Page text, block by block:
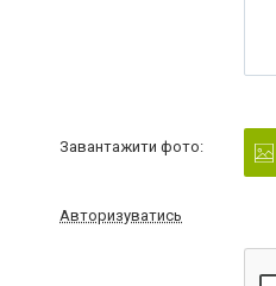
Завантажити фото:
Авторизуватись